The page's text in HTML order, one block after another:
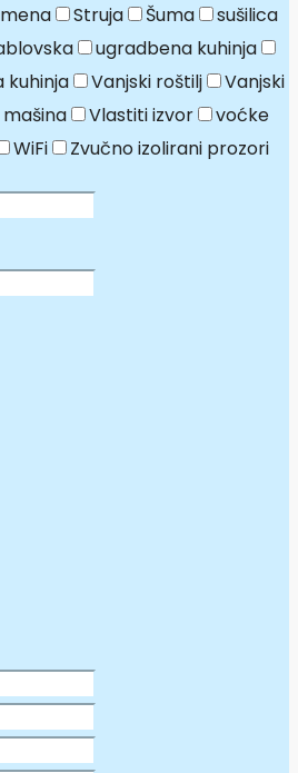
Struja Šuma
sušilica
ugradbena kuhinja
kuhinja Vanjski roštilj
Vanjski
Vlastiti izvor
voćke
WiFi Zvučno izolirani prozori